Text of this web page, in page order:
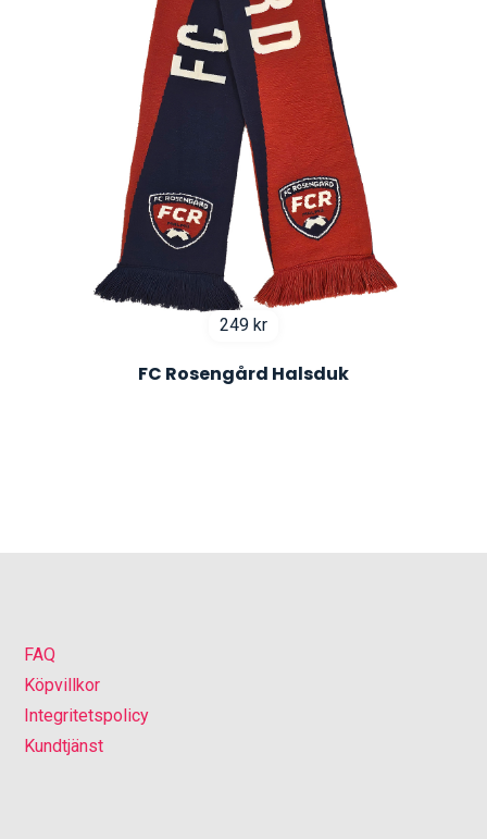
249 kr
FC Rosengård Halsduk
FAQ
Köpvillkor
Integritetspolicy
Kundtjänst